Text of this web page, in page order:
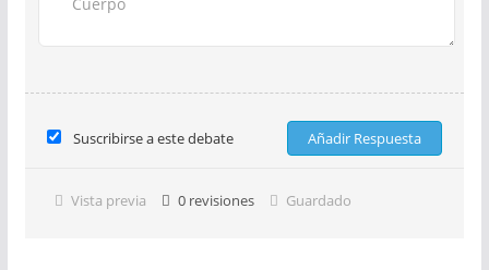
Suscribirse a este debate
Vista previa 0 revisiones Guardado